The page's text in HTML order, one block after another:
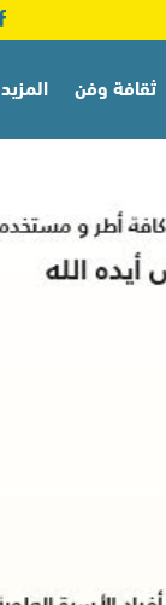
ثقافة وفن المزيد